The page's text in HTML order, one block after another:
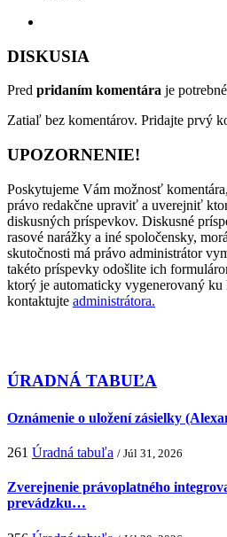
DISKUSIA
Pred pridaním komentára je
Zatiaľ bez komentárov. Pridajte prvý
UPOZORNENIE!
Poskytujeme Vám možnosť
právo redakčne upraviť a uverejniť
diskusných príspevkov. Diskusné
rasové narážky a iné spoločensky,
skutočnosti má právo administrátor
takéto príspevky odošlite ich
ktorý je automaticky vygenerovaný ku
kontaktujte administrátora.
ÚRADNÁ TABUĽA
Oznámenie o uložení zásielky
261 Úradná tabuľa / Júl 31, 2026
Zverejnenie právoplatného
prevádzku…